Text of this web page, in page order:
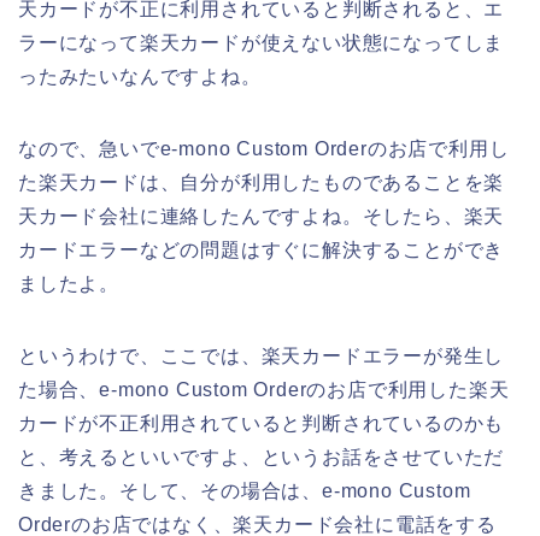
天カードが不正に利用されていると判断されると、エ
ラーになって楽天カードが使えない状態になってしま
ったみたいなんですよね。
なので、急いでe-mono Custom Orderのお店で利用し
た楽天カードは、自分が利用したものであることを楽
天カード会社に連絡したんですよね。そしたら、楽天
カードエラーなどの問題はすぐに解決することができ
ましたよ。
というわけで、ここでは、楽天カードエラーが発生し
た場合、e-mono Custom Orderのお店で利用した楽天
カードが不正利用されていると判断されているのかも
と、考えるといいですよ、というお話をさせていただ
きました。そして、その場合は、e-mono Custom
Orderのお店ではなく、楽天カード会社に電話をする